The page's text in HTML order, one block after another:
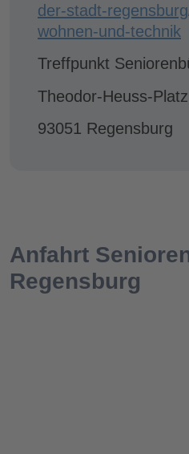
der-stadt-
wohnen-und-technik
Treffpunkt
Theodor-Heuss-
93051 Regensburg
Anfahrt
Regensburg